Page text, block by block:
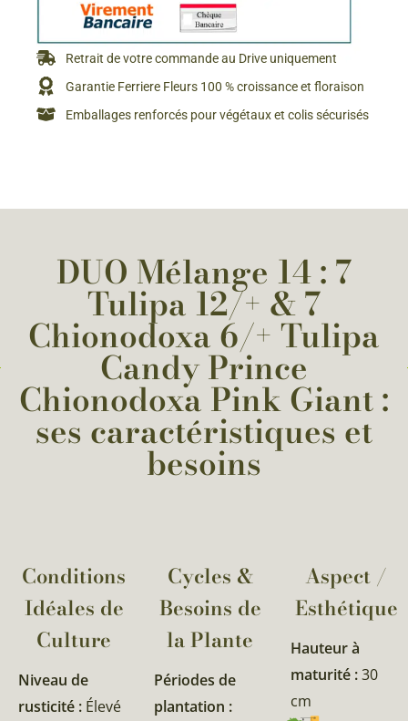
Retrait de votre commande au Drive uniquement
Garantie Ferriere Fleurs 100 % croissance et floraison
Emballages renforcés pour végétaux et colis sécurisés
DUO Mélange 14 : 7
Tulipa 12/+ & 7
Chionodoxa 6/+ Tulipa
Candy Prince
Chionodoxa Pink Giant :
ses caractéristiques et
besoins
Conditions
Idéales de
Culture
Niveau de
rusticité : Élevé
Cycles &
Besoins de
la Plante​
Périodes de
plantation :
Aspect /
Esthétique
Hauteur à
maturité :30
cm